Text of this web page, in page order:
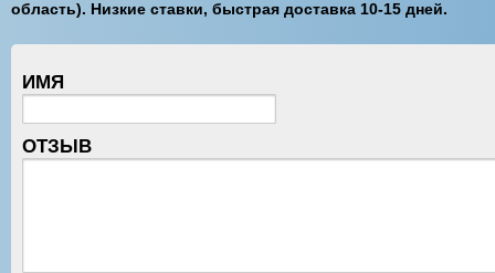
область). Низкие ставки, быстрая доставка 10-15 дней.
ИМЯ
ОТЗЫВ